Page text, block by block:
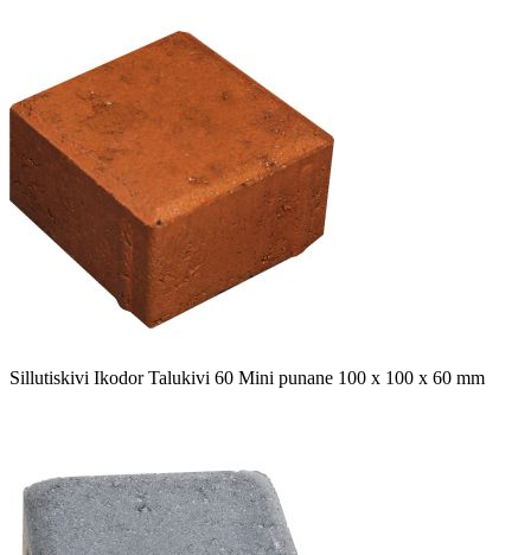
Sillutiskivi Ikodor Talukivi 60 Mini punane 100 x 100 x 60 mm